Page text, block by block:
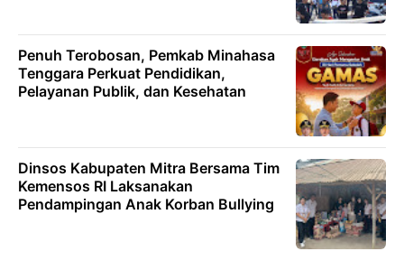
Penuh Terobosan, Pemkab Minahasa
Tenggara Perkuat Pendidikan,
Pelayanan Publik, dan Kesehatan
Dinsos Kabupaten Mitra Bersama Tim
Kemensos RI Laksanakan
Pendampingan Anak Korban Bullying